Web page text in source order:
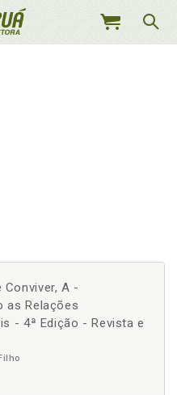
MEU
Conviver, A -
as Relações
- 4ª Edição - Revista e